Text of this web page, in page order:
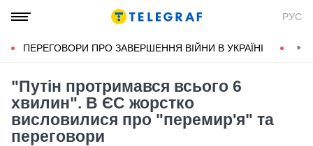
РУС
ПЕРЕГОВОРИ ПРО ЗАВЕРШЕННЯ ВІЙНИ В УКРАЇНІ
"Путін протримався всього 6
хвилин". В ЄС жорстко
висловилися про "перемир'я" та
переговори